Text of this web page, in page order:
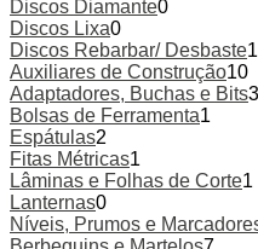
Discos Diamante0
Discos Lixa0
Discos Rebarbar/ Desbaste1
Auxiliares de Construção10
Adaptadores, Buchas e Bits3
Bolsas de Ferramenta1
Espátulas2
Fitas Métricas1
Lâminas e Folhas de Corte1
Lanternas0
Níveis, Prumos e